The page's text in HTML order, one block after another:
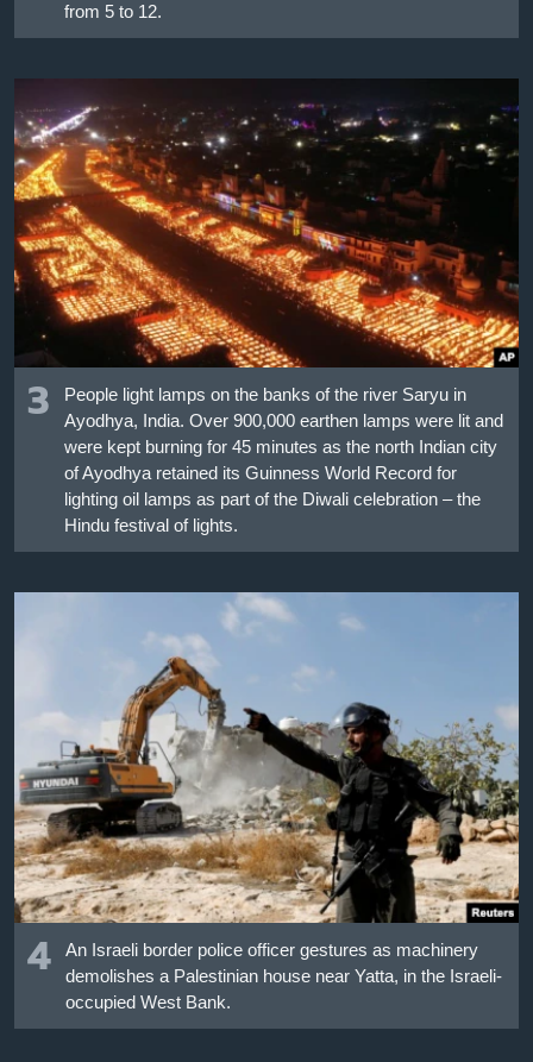
from 5 to 12.
3
People light lamps on the banks of the river Saryu in
Ayodhya, India. Over 900,000 earthen lamps were lit and
were kept burning for 45 minutes as the north Indian city
of Ayodhya retained its Guinness World Record for
lighting oil lamps as part of the Diwali celebration – the
Hindu festival of lights.
4
An Israeli border police officer gestures as machinery
demolishes a Palestinian house near Yatta, in the Israeli-
occupied West Bank.